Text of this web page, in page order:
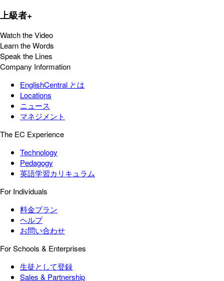
上級者+
Watch the Video
Learn the Words
Speak the Lines
Company Information
EnglishCentral とは
Locations
ニュース
マネジメント
The EC Experience
Technology
Pedagogy
英語学習カリキュラム
For Individuals
料金プラン
ヘルプ
お問い合わせ
For Schools & Enterprises
生徒として登録
Sales & Partnership